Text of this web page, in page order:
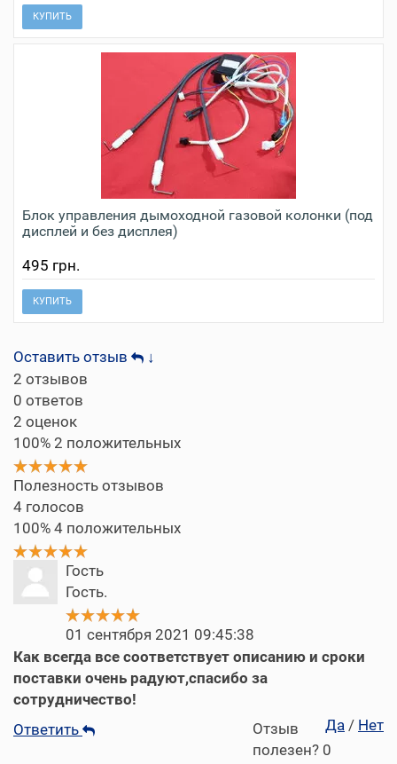
КУПИТЬ
Блок управления дымоходной газовой колонки (под
дисплей и без дисплея)
495 грн.
КУПИТЬ
Оставить отзыв
↓
2 отзывов
0 ответов
2 оценок
100% 2 положительных
Полезность отзывов
4 голосов
100% 4 положительных
Гость
Гость.
01 сентября 2021 09:45:38
Как всегда все соответствует описанию и сроки
поставки очень радуют,спасибо за
сотрудничество!
Да / Нет
Отзыв
полезен? 0
Ответить